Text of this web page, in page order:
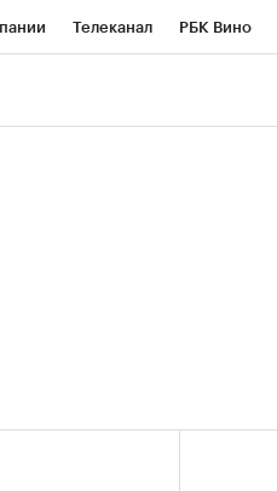
Телеканал РБК Вино